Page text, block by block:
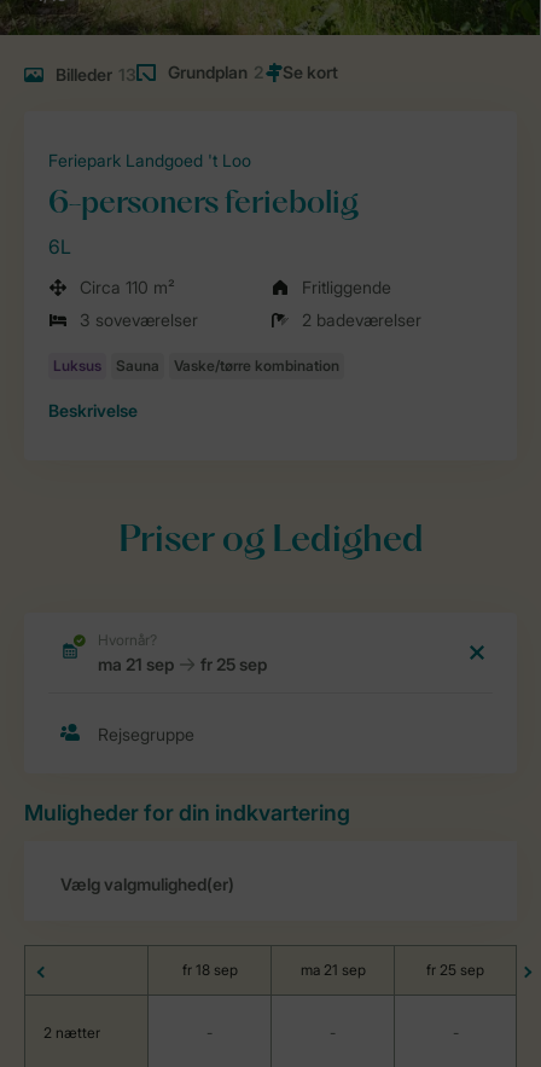
Billeder 13 Grundplan 2
Feriepark Landgoed 't Loo
6-personers feriebolig
6L
Circa 110 m²
Fritliggende
3 soveværelser
2 badeværelser
Beskrivelse
Priser og Ledighed
Muligheder for din indkvartering
fr 18 sep ma 21 sep fr 25 sep
2 nætter - - -